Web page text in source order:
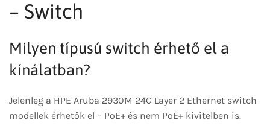
– Switch
Milyen típusú switch érhető el a
kínálatban?
Jelenleg a HPE Aruba 2930M 24G Layer 2 Ethernet switch
modellek érhetők el – PoE+ és nem PoE+ kivitelben is.